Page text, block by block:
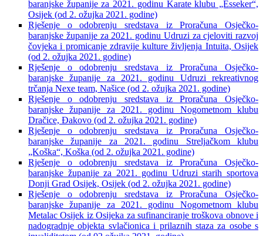
baranjske županije za 2021. godinu Karate klubu „Esseker“,
Osijek (od 2. ožujka 2021. godine)
Rješenje o odobrenju sredstava iz Proračuna Osječko-
baranjske županije za 2021. godinu Udruzi za cjeloviti razvoj
čovjeka i promicanje zdravije kulture življenja Intuita, Osijek
(od 2. ožujka 2021. godine)
Rješenje o odobrenju sredstava iz Proračuna Osječko-
baranjske županije za 2021. godinu Udruzi rekreativnog
trčanja Nexe team, Našice (od 2. ožujka 2021. godine)
Rješenje o odobrenju sredstava iz Proračuna Osječko-
baranjske županije za 2021. godinu Nogometnom klubu
Dračice, Đakovo (od 2. ožujka 2021. godine)
Rješenje o odobrenju sredstava iz Proračuna Osječko-
baranjske županije za 2021. godinu Streljačkom klubu
„Koška“, Koška (od 2. ožujka 2021. godine)
Rješenje o odobrenju sredstava iz Proračuna Osječko-
baranjske županije za 2021. godinu Udruzi starih sportova
Donji Grad Osijek, Osijek (od 2. ožujka 2021. godine)
Rješenje o odobrenju sredstava iz Proračuna Osječko-
baranjske županije za 2021. godinu Nogometnom klubu
Metalac Osijek iz Osijeka za sufinanciranje troškova obnove i
nadogradnje objekta svlačionica i prilaznih staza za osobe s